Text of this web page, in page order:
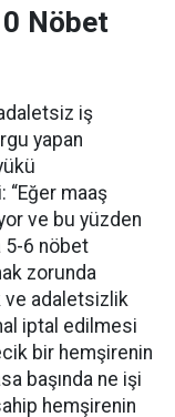
Nöbet
iş
yapan
“Eğer maaş
ve bu yüzden
5-6 nöbet
zorunda
ve adaletsizlik
iptal edilmesi
bir hemşirenin
başında ne işi
hemşirenin